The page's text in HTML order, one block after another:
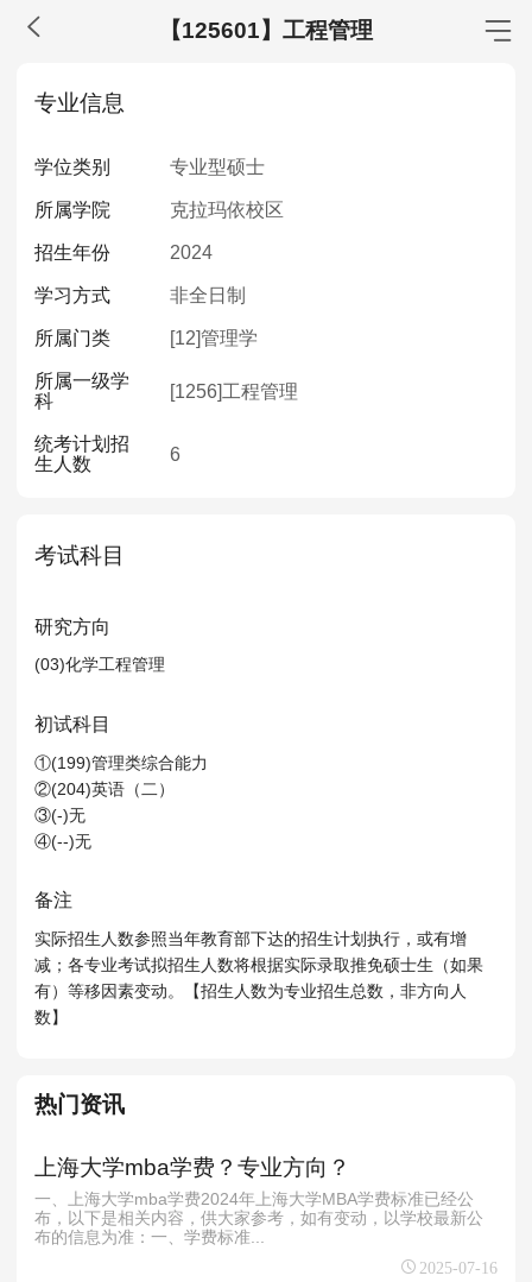
【125601】工程管理
MBA工商管理
考试真题
报考经验 招生简章
MEM工程管理
院校库 考试报名 招生政策
考试真题
报考经验 招生简章
MPA公共管理
院校库 考试报名
考试真题
考试真题
院校库 考试报名
考试真题
报考经验
专业信息
学位类别 专业型硕士
所属学院 克拉玛依校区
招生年份 2024
学习方式 非全日制
所属门类 [12]管理学
所属一级学
科
[1256]工程管理
统考计划招
生人数
6
考试科目
研究方向
(03)化学工程管理
初试科目
①(199)管理类综合能力
②(204)英语（二）
③(-)无
④(--)无
备注
实际招生人数参照当年教育部下达的招生计划执行，或有增
减；各专业考试拟招生人数将根据实际录取推免硕士生（如果
有）等移因素变动。【招生人数为专业招生总数，非方向人
数】
热门资讯
上海大学mba学费？专业方向？
一、上海大学mba学费2024年上海大学MBA学费标准已经公
布，以下是相关内容，供大家参考，如有变动，以学校最新公
布的信息为准：一、学费标准...
2025-07-16